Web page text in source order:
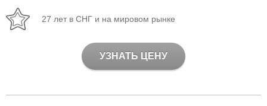
27 лет в СНГ и на мировом рынке
УЗНАТЬ ЦЕНУ